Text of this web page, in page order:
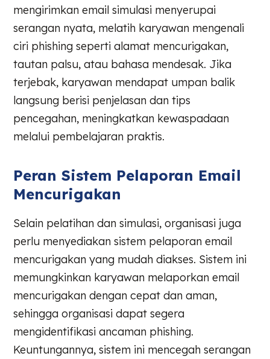
mengirimkan email simulasi menyerupai
serangan nyata, melatih karyawan mengenali
ciri phishing seperti alamat mencurigakan,
tautan palsu, atau bahasa mendesak. Jika
terjebak, karyawan mendapat umpan balik
langsung berisi penjelasan dan tips
pencegahan, meningkatkan kewaspadaan
melalui pembelajaran praktis.
Peran Sistem Pelaporan Email
Mencurigakan
Selain pelatihan dan simulasi, organisasi juga
perlu menyediakan sistem pelaporan email
mencurigakan yang mudah diakses. Sistem ini
memungkinkan karyawan melaporkan email
mencurigakan dengan cepat dan aman,
sehingga organisasi dapat segera
mengidentifikasi ancaman phishing.
Keuntungannya, sistem ini mencegah serangan